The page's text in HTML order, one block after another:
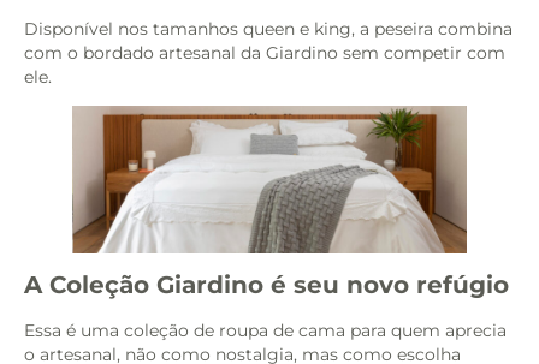
Disponível nos tamanhos queen e king, a peseira combina
com o bordado artesanal da Giardino sem competir com
ele.
A Coleção Giardino é seu novo refúgio
Essa é uma coleção de roupa de cama para quem aprecia
o artesanal, não como nostalgia, mas como escolha